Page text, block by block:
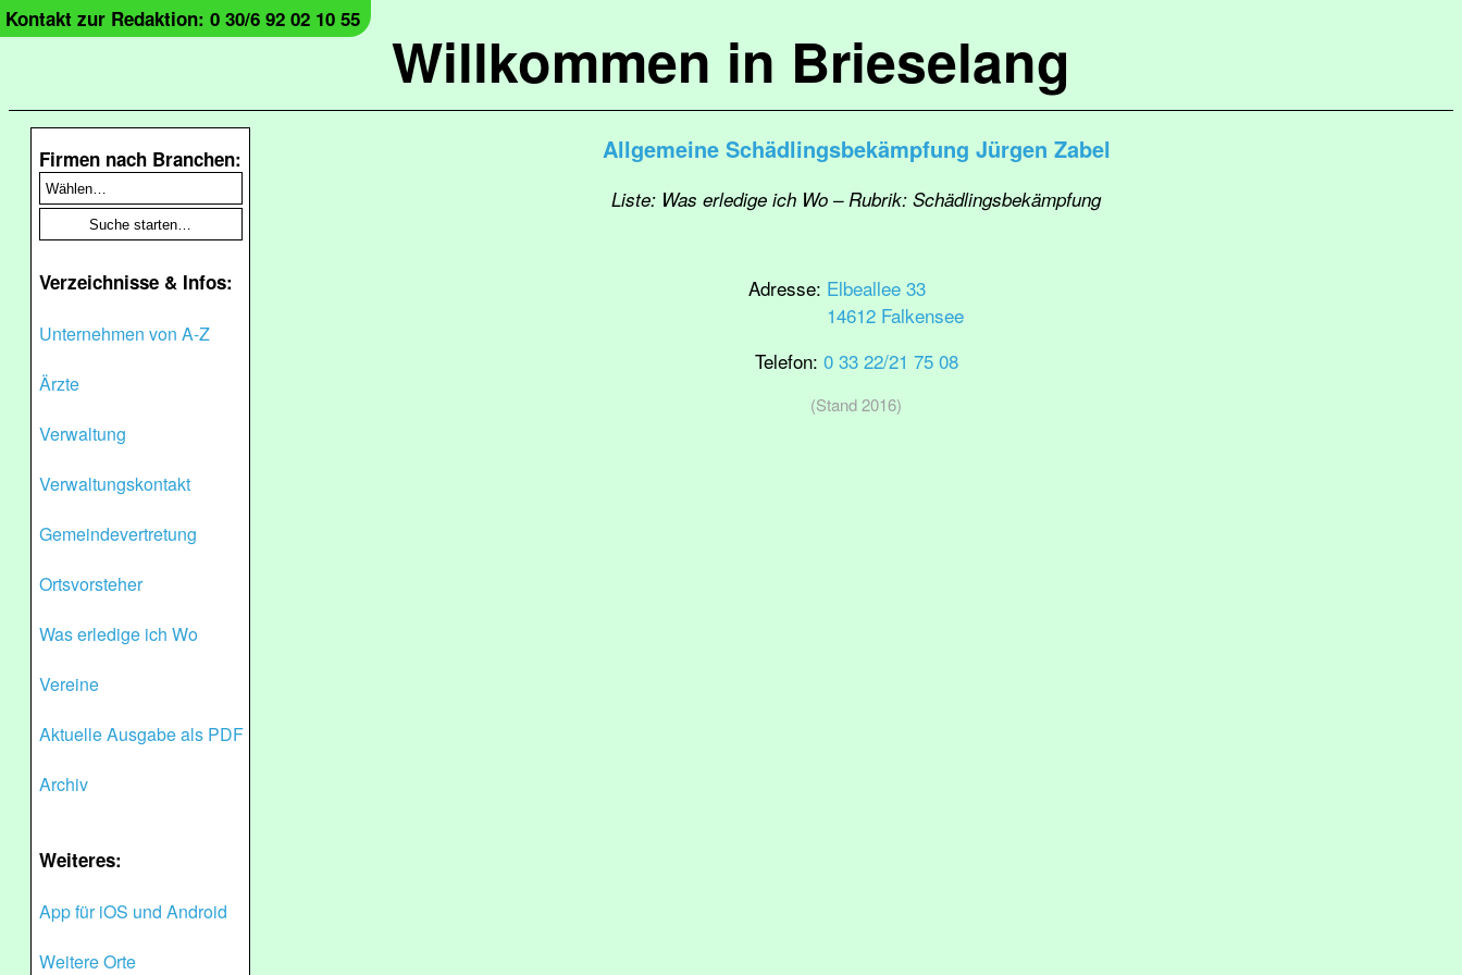
Willkommen in Brieselang
Kontakt zur Redaktion: 0 30/6 92 02 10 55
Firmen nach Branchen:
Verzeichnisse & Infos:
Unternehmen von A-Z
Ärzte
Verwaltung
Verwaltungskontakt
Gemeindevertretung
Ortsvorsteher
Was erledige ich Wo
Vereine
Aktuelle Ausgabe als PDF
Archiv
Weiteres:
App für iOS und Android
Weitere Orte
Allgemeine Schädlingsbekämpfung Jürgen Zabel
Liste: Was erledige ich Wo – Rubrik: Schädlingsbekämpfung
Adresse: Elbeallee 33
14612 Falkensee
Telefon: 0 33 22/21 75 08
(Stand 2016)